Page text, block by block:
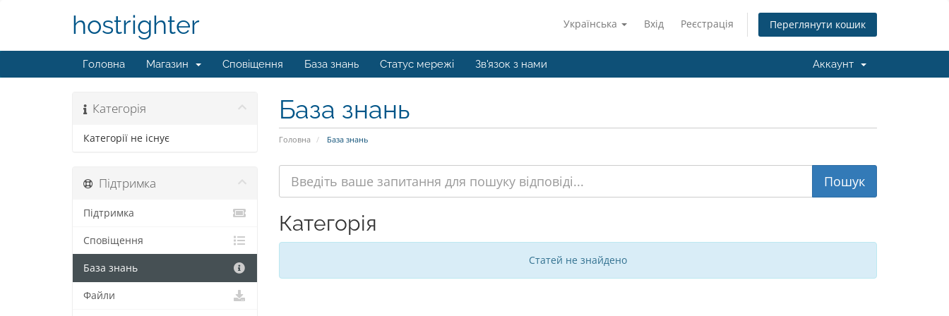
Українська Вхід Реєстрація Переглянути кошик
hostrighter
Головна Магазин Сповіщення База знань Статус мережі Зв'язок з нами Аккаунт
База знань
Головна База знань
Категорія
Категорії не існує
Категорія
Статей не знайдено
Підтримка
Підтримка
Сповіщення
База знань
Файли